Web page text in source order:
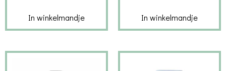
In winkelmandje In winkelmandje